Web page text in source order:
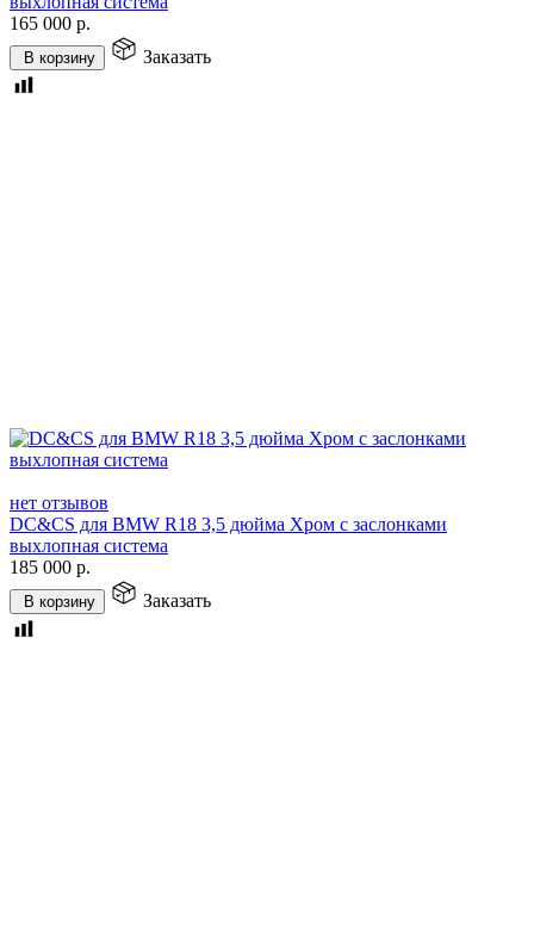
165 000 р.
В корзину Заказать
нет отзывов
DC&CS для BMW R18 3,5 дюйма Хром с заслонками
выхлопная система
185 000 р.
В корзину Заказать